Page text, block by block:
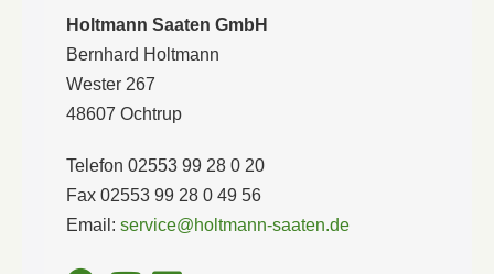
Holtmann Saaten GmbH
Bernhard Holtmann
Wester 267
48607 Ochtrup
Telefon 02553 99 28 0 20
Fax 02553 99 28 0 49 56
Email: service@holtmann-saaten.de